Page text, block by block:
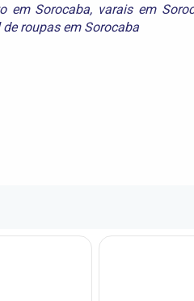
em Sorocaba, varais em
de roupas em Sorocaba